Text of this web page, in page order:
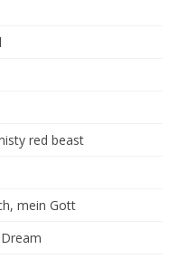
red beast
mein Gott